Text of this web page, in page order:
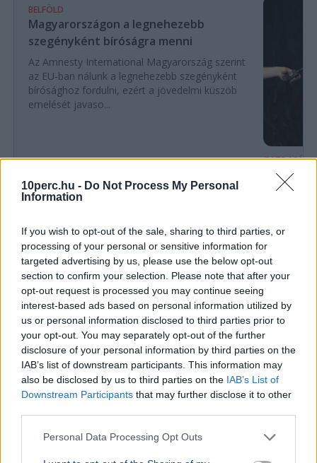
10perc.hu - Do Not Process My Personal
Information
If you wish to opt-out of the sale, sharing to third parties, or
processing of your personal or sensitive information for
targeted advertising by us, please use the below opt-out
section to confirm your selection. Please note that after your
opt-out request is processed you may continue seeing
interest-based ads based on personal information utilized by
us or personal information disclosed to third parties prior to
your opt-out. You may separately opt-out of the further
disclosure of your personal information by third parties on the
IAB’s list of downstream participants. This information may
also be disclosed by us to third parties on the IAB’s List of
Downstream Participants that may further disclose it to other
Personal Data Processing Opt Outs
BELFÖLD
Magyarországon a legnehezebb
szegényként bíróságra menni
Az Amnesty International Magyarország szerint
az EU-ban nálunk a legnehezebb szegényként
bírósághoz fordulni, ezért a jövedelmi küszöb
emelését javaso...
GAZDASÁG
nőhet a
nő a
GAZDASÁG 2026. augusztus 4.
Hadházy Ákos: Ősfideszesek százszoros áron
vehettek földet Paks 2 bővítésére